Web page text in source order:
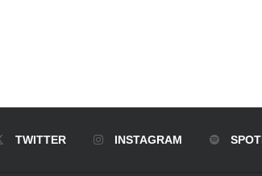
TWITTER INSTAGRAM